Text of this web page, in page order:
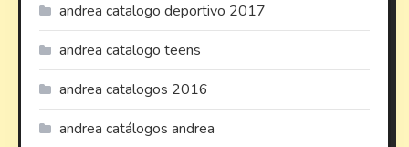
andrea catalogo deportivo 2017
andrea catalogo teens
andrea catalogos 2016
andrea catálogos andrea